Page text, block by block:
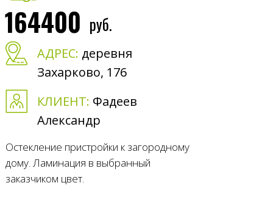
АДРЕС: деревня
Захарково, 176
КЛИЕНТ: Фадеев
Александр
Остекление пристройки к загородному
дому. Ламинация в выбранный
заказчиком цвет.
164400 руб.